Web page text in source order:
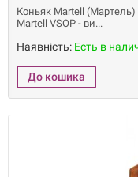
Коньяк Martell (Мартель)
Martell VSOP - ви
Наявність: Есть в